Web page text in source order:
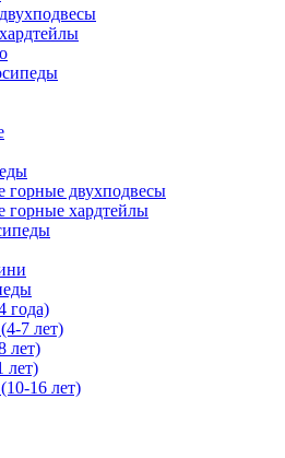
горные двухподвесы
горные хардтейлы
года)
7 лет)
лет)
лет)
16 лет)